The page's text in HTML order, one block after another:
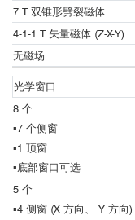
7 T 双锥形劈裂磁体
4-1-1 T 矢量磁体 (Z-X-Y)
无磁场
光学窗口
8 个
▪7 个侧窗
▪1 顶窗
▪底部窗口可选
5 个
▪4 侧窗 (X 方向、 Y 方向)
标准样品舱
南开大学
武汉理工大学
南方科技大学
燕山大学
国际用户举例：（
普林斯顿大学（美国）
哈佛大学（美国）
加州大学伯克利分校（美
加州大学圣迭戈分校（美
西北大学（美国）